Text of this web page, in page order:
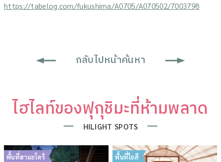
https://tabelog.com/fukushima/A0705/A070502/7003798
กลับไปหน้าค้นหา
ไฮไลท์ของฟุกุชิมะที่ห้ามพลาด
HILIGHT SPOTS
พื้นที่ฮามะโดริ พื้นที่ไอสึ